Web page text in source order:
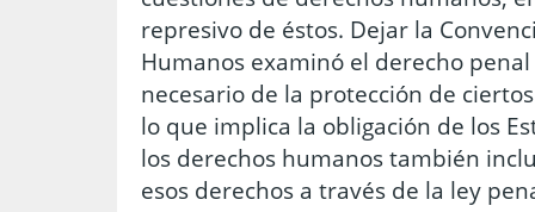
represivo de éstos. Dejar la
Humanos examinó el derecho
necesario de la protección de
lo que implica la obligación de los
los derechos humanos también
esos derechos a través de la ley